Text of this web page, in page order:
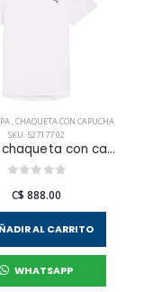
,CHAQUETA CON CAPUCHA
SKU: 527177 02
puma - chaqueta con capucha tad essential para mujer
C$ 888.00
AL CARRITO
WHATSAPP